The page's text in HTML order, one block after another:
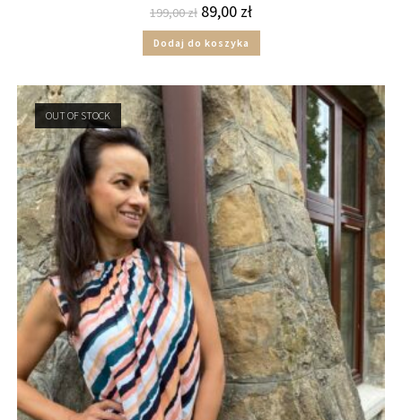
199,00zł 89,00 zł
Dodaj do koszyka
OUT OF STOCK